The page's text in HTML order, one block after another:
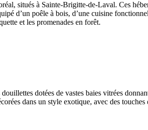
situés à Sainte-Brigitte-de-Laval. Ces
d’un poêle à bois, d’une cuisine
et les promenades en forêt.
dotées de vastes baies vitrées
dans un style exotique, avec des